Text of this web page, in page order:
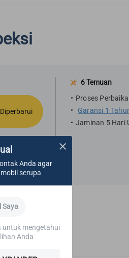
temu
6 Temuan
Proses
Garansi 1
Jaminan 5 Hari
Anda agar
serupa
Saya
untuk mengetahui
Anda